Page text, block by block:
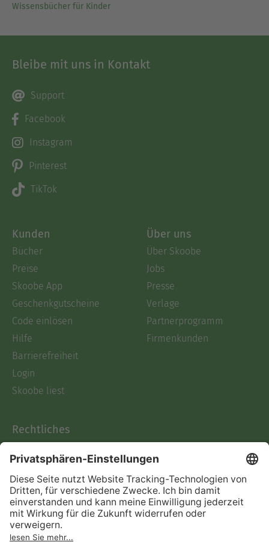
Wissensbücher für Kinder
Bleibe mit uns in Kontakt
Support
Facebook
Instagram
Pinterest
TikTok
Kunden
Bücher
Preise
Skoobe App
Geschenkgutscheine
Code einlösen
Hilfe
Barrierefreiheit
Login
Skoobe liest
Über uns
Über Skoobe
Jobs
Presse
Verlage
Partnerprogramm
Firmenkunden
Rechtliches
AGB
Informationen nach Data
Act
Verträge hier kündigen
Impressum